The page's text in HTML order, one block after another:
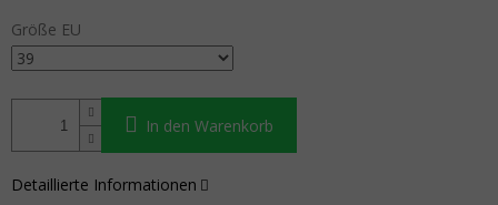
Größe EU
In den Warenkorb
Detaillierte Informationen